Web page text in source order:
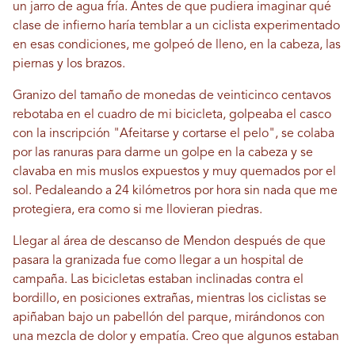
un jarro de agua fría. Antes de que pudiera imaginar qué
clase de infierno haría temblar a un ciclista experimentado
en esas condiciones, me golpeó de lleno, en la cabeza, las
piernas y los brazos.
Granizo del tamaño de monedas de veinticinco centavos
rebotaba en el cuadro de mi bicicleta, golpeaba el casco
con la inscripción "Afeitarse y cortarse el pelo", se colaba
por las ranuras para darme un golpe en la cabeza y se
clavaba en mis muslos expuestos y muy quemados por el
sol. Pedaleando a 24 kilómetros por hora sin nada que me
protegiera, era como si me llovieran piedras.
Llegar al área de descanso de Mendon después de que
pasara la granizada fue como llegar a un hospital de
campaña. Las bicicletas estaban inclinadas contra el
bordillo, en posiciones extrañas, mientras los ciclistas se
apiñaban bajo un pabellón del parque, mirándonos con
una mezcla de dolor y empatía. Creo que algunos estaban